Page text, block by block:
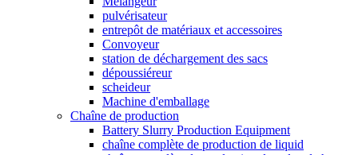
pulvérisateur
entrepôt de matériaux et accessoires
Convoyeur
station de déchargement des sacs
dépoussiéreur
scheideur
Machine d'emballage
Chaîne de production
Battery Slurry Production Equipment
chaîne complète de production de liquid